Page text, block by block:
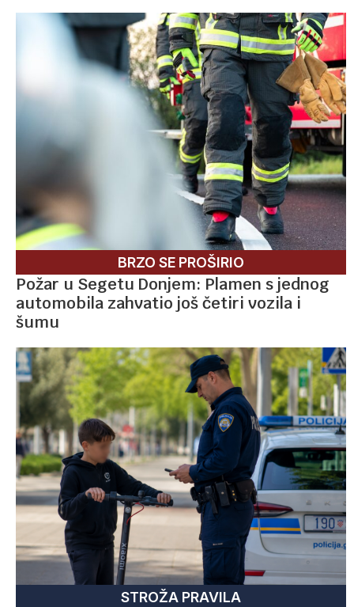
BRZO SE PROŠIRIO
Požar u Segetu Donjem: Plamen s jednog
automobila zahvatio još četiri vozila i
šumu
STROŽA PRAVILA